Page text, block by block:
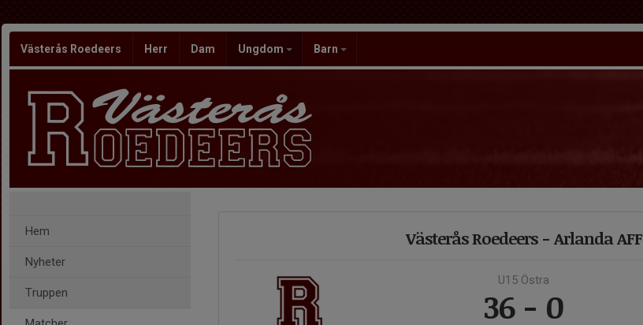
Västerås Roedeers Herr Dam Ungdom Barn
Hem
Nyheter
Truppen
Västerås Roedeers - Arlanda AFF
U15 Östra
36 - 0